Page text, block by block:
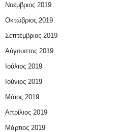
Νοέμβριος 2019
Οκτώβριος 2019
Σεπτέμβριος 2019
Αύγουστος 2019
Ιούλιος 2019
Ιούνιος 2019
Μάιος 2019
Απρίλιος 2019
Μάρτιος 2019